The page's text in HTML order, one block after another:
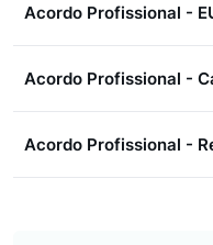
Acordo Profissional -
Acordo Profissional -
Acordo Profissional -